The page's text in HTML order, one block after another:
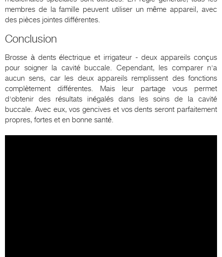
membres de la famille peuvent utiliser un même appareil, avec
des pièces jointes différentes.
Conclusion
Brosse à dents électrique et irrigateur - deux appareils conçus
pour soigner la cavité buccale. Cependant, les comparer n'a
aucun sens, car les deux appareils remplissent des fonctions
complètement différentes. Mais leur partage vous permet
d'obtenir des résultats inégalés dans les soins de la cavité
buccale. Avec eux, vos gencives et vos dents seront parfaitement
propres, fortes et en bonne santé.